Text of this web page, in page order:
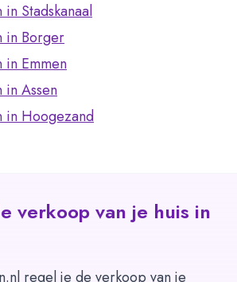
Stadskanaal
in Borger
in Emmen
in Assen
in Hoogezand
verkoop van je huis in
regel je de verkoop van je